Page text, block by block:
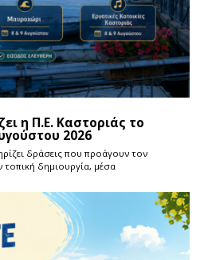
η Π.Ε. Καστοριάς το
2026
δράσεις που προάγουν τον
δημιουργία, μέσα